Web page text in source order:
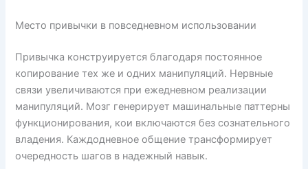
Место привычки в повседневном использовании
Привычка конструируется благодаря постоянное
копирование тех же и одних манипуляций. Нервные
связи увеличиваются при ежедневном реализации
манипуляций. Мозг генерирует машинальные паттерны
функционирования, кои включаются без сознательного
владения. Каждодневное общение трансформирует
очередность шагов в надежный навык.